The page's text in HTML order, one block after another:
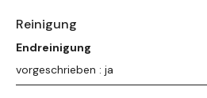
Reinigung
Endreinigung
vorgeschrieben : ja